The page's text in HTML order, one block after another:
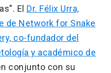
El Dr. Félix Urra,
de Network for Snake
co-fundador del
y académico de
conjunto con su